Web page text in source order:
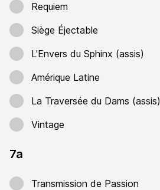
Requiem
Siège Éjectable
L'Envers du Sphinx (assis)
Amérique Latine
La Traversée du Dams (assis)
Vintage
7a
Transmission de Passion